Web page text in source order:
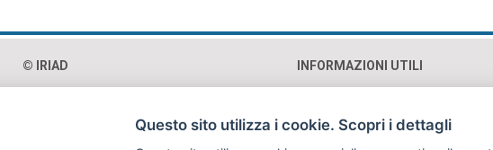
© IRIAD‎
INFORMAZIONI UTILI
Mappa
Questo sito utilizza i cookie. Scopri i dettagli